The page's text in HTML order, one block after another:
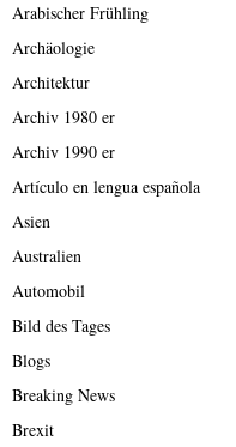
Arabischer Frühling
Archäologie
Architektur
Archiv 1980 er
Archiv 1990 er
Artículo en lengua española
Asien
Australien
Automobil
Bild des Tages
Blogs
Breaking News
Brexit